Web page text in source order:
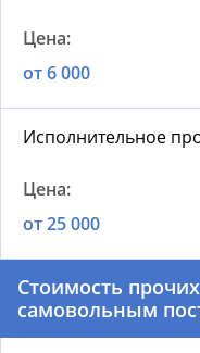
от 6 000
Исполнительное
от 25 000
Стоимость
самовольным